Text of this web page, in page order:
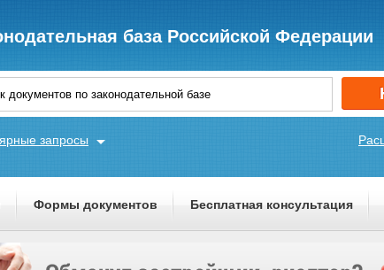
база Российской Федерации
запросы
Формы документов Бесплатная консультация